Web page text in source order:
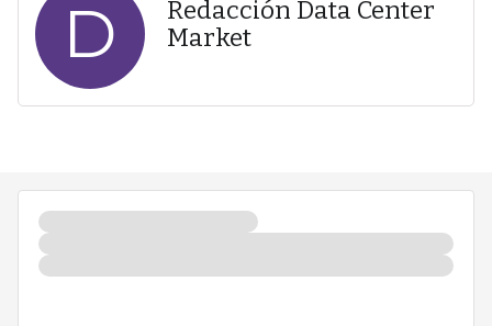
D
Redacción Data Center
Market